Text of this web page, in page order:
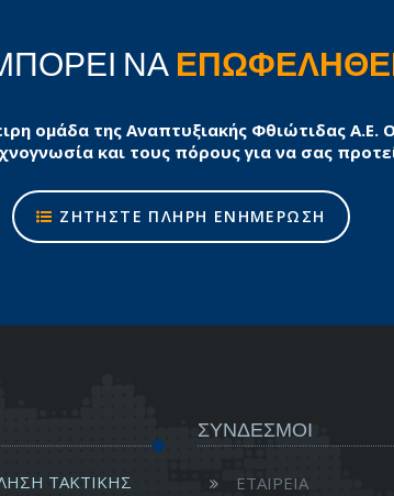
ΝΑ
ομάδα της Αναπτυξιακής Φθιώτιδας Α.Ε.
και τους πόρους για να σας
ΖΗΤΗΣΤΕ ΠΛΗΡΗ ΕΝΗΜΕΡΩΣΗ
ΤΑΚΤΙΚΗΣ
ΣΥΝΔΕΣΜΟΙ
ΕΤΑΙΡΕΙΑ